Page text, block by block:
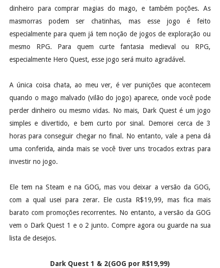
dinheiro para comprar magias do mago, e também poções. As
masmorras podem ser chatinhas, mas esse jogo é feito
especialmente para quem já tem noção de jogos de exploração ou
mesmo RPG. Para quem curte fantasia medieval ou RPG,
especialmente Hero Quest, esse jogo será muito agradável.
A única coisa chata, ao meu ver, é ver punições que acontecem
quando o mago malvado (vilão do jogo) aparece, onde você pode
perder dinheiro ou mesmo vidas. No mais, Dark Quest é um jogo
simples e divertido, e bem curto por sinal. Demorei cerca de 3
horas para conseguir chegar no final. No entanto, vale a pena dá
uma conferida, ainda mais se você tiver uns trocados extras para
investir no jogo.
Ele tem na Steam e na GOG, mas vou deixar a versão da GOG,
com a qual usei para zerar. Ele custa R$19,99, mas fica mais
barato com promoções recorrentes. No entanto, a versão da GOG
vem o Dark Quest 1 e o 2 junto. Compre agora ou guarde na sua
lista de desejos.
Dark Quest 1 & 2(GOG por R$19,99)